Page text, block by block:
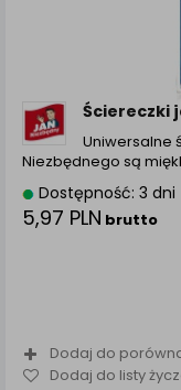
Ściereczki
Uniwersalne
Niezbędnego są
Dostępność: 3 dni
5,97 PLN brutto
Dodaj do
Dodaj do listy